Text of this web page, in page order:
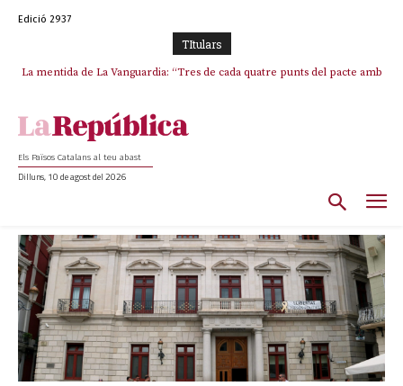
Edició 2937
TItulars
La covardia de l’independentisme català frena la caiguda de l’Estat a
Els Països Catalans al teu abast
Dilluns, 10 de agost del 2026